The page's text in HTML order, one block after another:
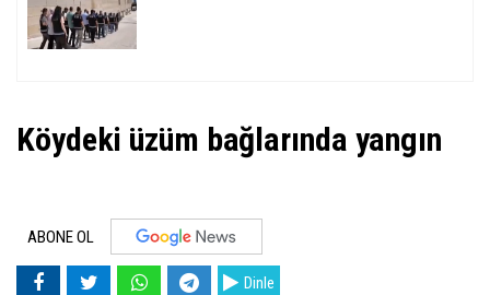
Köydeki üzüm bağlarında yangın
ABONE OL
Dinle